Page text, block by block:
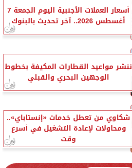
أسعار العملات الأجنبية اليوم الجمعة 7
أغسطس 2026.. آخر تحديث بالبنوك
ننشر مواعيد القطارات المكيفة بخطوط
الوجهين البحري والقبلي
شكاوي من تعطل خدمات «إنستاباي»..
ومحاولات لإعادة التشغيل في أسرع
وقت